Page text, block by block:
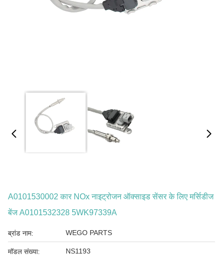
A0101530002 कार NOx नाइट्रोजन ऑक्साइड सेंसर के लिए मर्सिडीज
बेंज A0101532328 5WK97339A
ब्रांड नाम: WEGO PARTS
मॉडल संख्या: NS1193